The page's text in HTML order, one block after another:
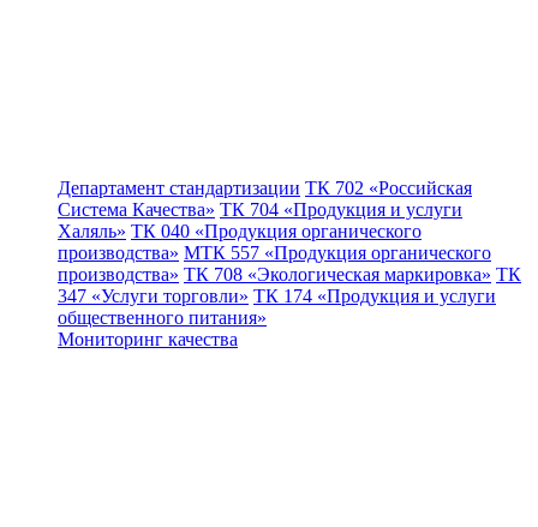
Департамент стандартизации ТК 702 «Российская
Система Качества» ТК 704 «Продукция и услуги
Халяль» ТК 040 «Продукция органического
производства» МТК 557 «Продукция органического
производства» ТК 708 «Экологическая маркировка» ТК
347 «Услуги торговли» ТК 174 «Продукция и услуги
общественного питания»
Мониторинг качества